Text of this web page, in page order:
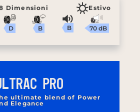
Dimensioni Estivo
D B B 70 dB
PRO
ultimate blend of Power
Elegance